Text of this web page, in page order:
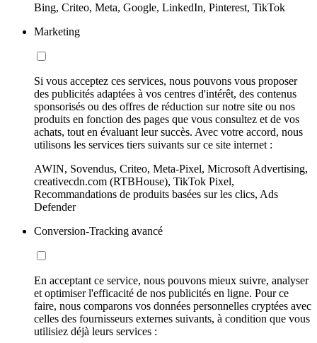
Bing, Criteo, Meta, Google, LinkedIn, Pinterest, TikTok
Marketing
Si vous acceptez ces services, nous pouvons vous proposer
des publicités adaptées à vos centres d'intérêt, des contenus
sponsorisés ou des offres de réduction sur notre site ou nos
produits en fonction des pages que vous consultez et de vos
achats, tout en évaluant leur succès. Avec votre accord, nous
utilisons les services tiers suivants sur ce site internet :
AWIN, Sovendus, Criteo, Meta-Pixel, Microsoft Advertising,
creativecdn.com (RTBHouse), TikTok Pixel,
Recommandations de produits basées sur les clics, Ads
Defender
Conversion-Tracking avancé
En acceptant ce service, nous pouvons mieux suivre, analyser
et optimiser l'efficacité de nos publicités en ligne. Pour ce
faire, nous comparons vos données personnelles cryptées avec
celles des fournisseurs externes suivants, à condition que vous
utilisiez déjà leurs services :